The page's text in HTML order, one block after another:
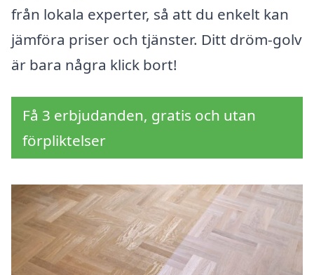
från lokala experter, så att du enkelt kan
jämföra priser och tjänster. Ditt dröm-golv
är bara några klick bort!
Få 3 erbjudanden, gratis och utan
förpliktelser